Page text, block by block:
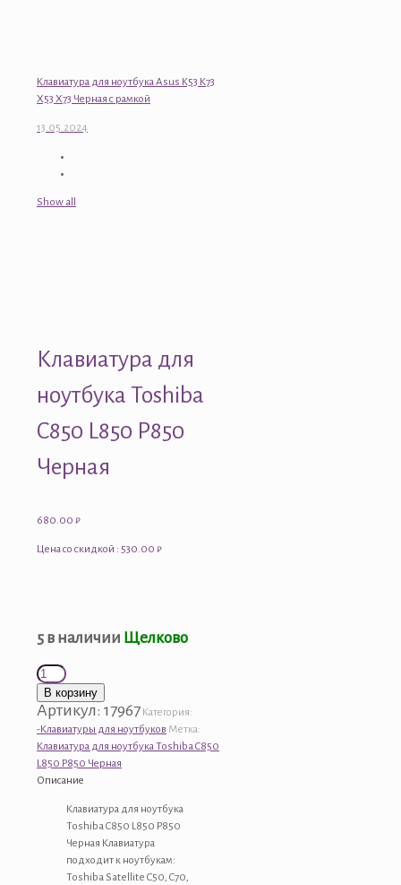
Клавиатура для ноутбука Asus K53 K73
X53 X73 Черная с рамкой
13.05.2024
Show all
Клавиатура для
ноутбука Toshiba
C850 L850 P850
Черная
680.00 ₽
Цена со скидкой : 530.00 ₽
5 в наличии Щелково
Количество
товара
Клавиатура
для
ноутбука
Toshiba
C850
Черная
В корзину
Артикул: 17967 Категория:
-Клавиатуры для ноутбуков Метка:
Клавиатура для ноутбука Toshiba C850
L850 P850 Черная
Описание
Клавиатура для ноутбука
Toshiba C850 L850 P850
Черная Клавиатура
подходит к ноутбукам:
Toshiba Satellite C50, C70,